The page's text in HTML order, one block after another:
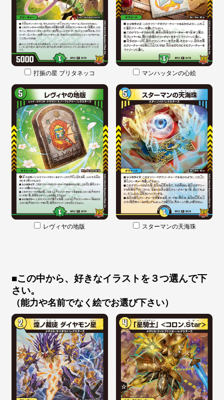
打振の星 ブリタネッコ マンハッタンの心絵
レヴィヤの地版 スターマンの天海珠
■この中から、好きなイラストを３つ選んで下
さい。
（能力や名前でなく絵でお選び下さい）